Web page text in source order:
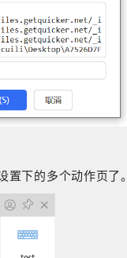
置下的多个动作页了。